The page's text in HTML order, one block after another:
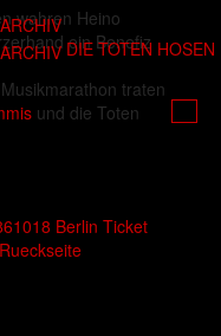
DIE TOTEN HOSEN
wahren Heino
ein Benefiz
traten
und die Toten